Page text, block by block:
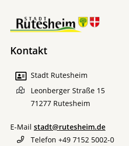
Kontakt
Stadt Rutesheim
Leonberger Straße 15
71277 Rutesheim
E-Mail stadt@rutesheim.de
Telefon +49 7152 5002-0